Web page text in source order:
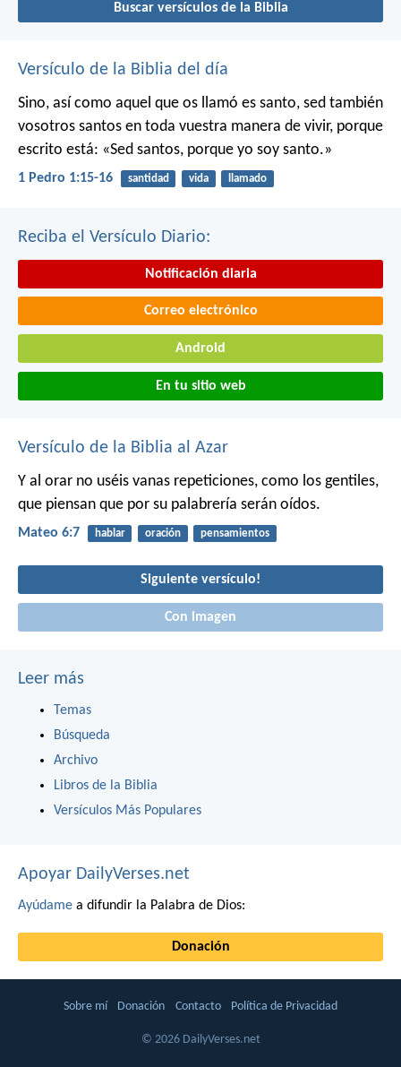
Buscar versículos de la Biblia
Versículo de la Biblia del día
Sino, así como aquel que os llamó es santo, sed también
vosotros santos en toda vuestra manera de vivir, porque
escrito está: «Sed santos, porque yo soy santo.»
1 Pedro 1:15-16 santidad vida llamado
Reciba el Versículo Diario:
Notificación diaria
Correo electrónico
Android
En tu sitio web
Versículo de la Biblia al Azar
Y al orar no uséis vanas repeticiones, como los gentiles,
que piensan que por su palabrería serán oídos.
Mateo 6:7 hablar oración pensamientos
Siguiente versículo!
Con imagen
Leer más
Temas
Búsqueda
Archivo
Libros de la Biblia
Versículos Más Populares
Apoyar DailyVerses.net
Ayúdame a difundir la Palabra de Dios:
Donación
Sobre mí Donación Contacto Política de Privacidad
© 2026 DailyVerses.net